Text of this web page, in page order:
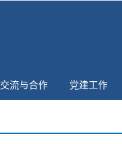
交流与合作 党建工作